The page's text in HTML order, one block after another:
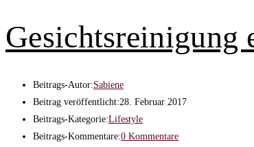
Beitrags-Autor:Sabiene
Beitrag veröffentlicht:28. Februar 2017
Beitrags-Kategorie:Lifestyle
Beitrags-Kommentare:0 Kommentare